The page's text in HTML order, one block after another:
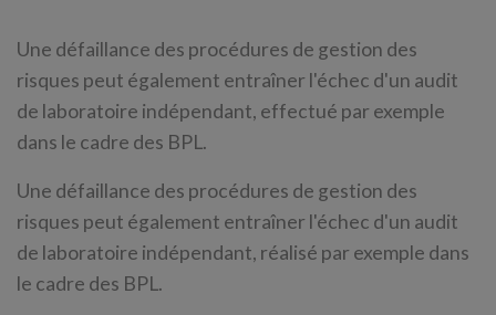
Une défaillance des procédures de gestion des
risques peut également entraîner l'échec d'un audit
de laboratoire indépendant, effectué par exemple
dans le cadre des BPL.
Une défaillance des procédures de gestion des
risques peut également entraîner l'échec d'un audit
de laboratoire indépendant, réalisé par exemple dans
le cadre des BPL.